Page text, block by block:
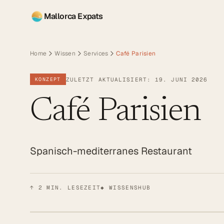
Mallorca Expats
Home Wissen Services Café Parisien
KONZEPT ZULETZT AKTUALISIERT: 19. JUNI 2026
Café Parisien
Spanisch-mediterranes Restaurant
↑ 2 MIN. LESEZEIT◆ WISSENSHUB